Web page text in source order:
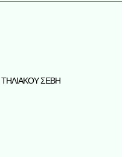
ΤΗΛΙΑΚΟΥ ΣΕΒΗ